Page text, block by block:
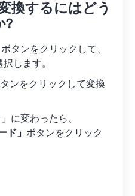
換するにはどう
?
ボタンをクリックして、
します。
ンをクリックして変換
に変わったら、
ド」 ボタンをクリック